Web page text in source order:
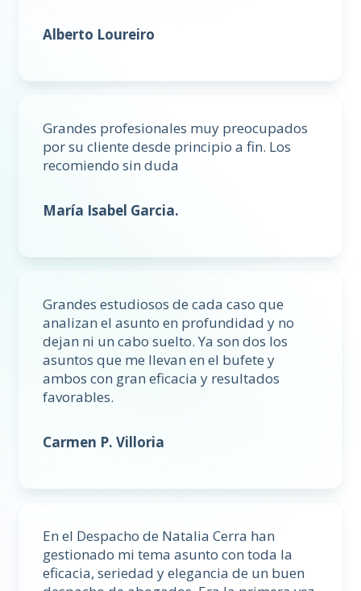
Alberto Loureiro
Grandes profesionales muy preocupados
por su cliente desde principio a fin. Los
recomiendo sin duda
María Isabel Garcia.
Grandes estudiosos de cada caso que
analizan el asunto en profundidad y no
dejan ni un cabo suelto. Ya son dos los
asuntos que me llevan en el bufete y
ambos con gran eficacia y resultados
favorables.
Carmen P. Villoria
En el Despacho de Natalia Cerra han
gestionado mi tema asunto con toda la
eficacia, seriedad y elegancia de un buen